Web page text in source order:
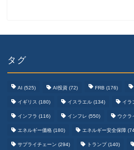
タグ
AI (525) AI投資 (72) FRB (176)
イギリス (180) イスラエル (134) イラ
インフラ (116) インフレ (550) ウクラ
エネルギー価格 (180) エネルギー安全保障
サプライチェーン (294) トランプ(140)